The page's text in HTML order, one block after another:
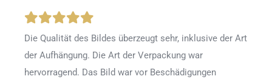
Die Qualität des Bildes überzeugt sehr, inklusive der Art
der Aufhängung. Die Art der Verpackung war
hervorragend. Das Bild war vor Beschädigungen